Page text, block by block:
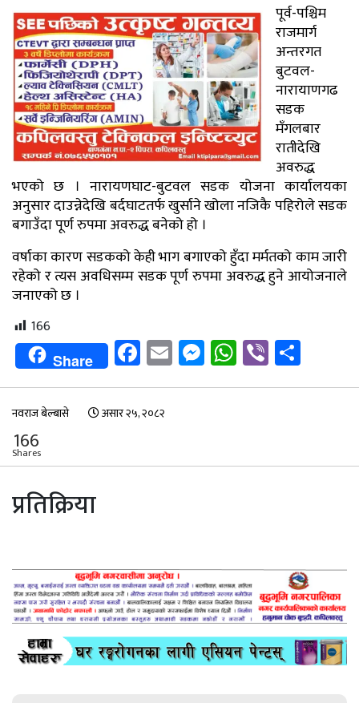
पूर्व-पश्चिम
राजमार्ग
अन्तरगत
बुटवल-
नारायाणगढ
सडक
मँगलबार
रातीदेखि
अवरुद्ध
भएको छ । नारायणघाट-बुटवल सडक योजना कार्यालयका
अनुसार दाउन्नेदेखि बर्दघाटतर्फ खुर्साने खोला नजिकै पहिरोले सडक
बगाउँदा पूर्ण रुपमा अवरुद्ध बनेको हो ।
वर्षाका कारण सडकको केही भाग बगाएको हुँदा मर्मतको काम जारी
रहेको र त्यस अवधिसम्म सडक पूर्ण रुपमा अवरुद्ध हुने आयोजनाले
जनाएको छ ।
166
Share Facebook
EmailMessenger
WhatsApp
Viber
नवराज बेल्बासे असार २५, २०८२
166
Shares
प्रतिक्रिया